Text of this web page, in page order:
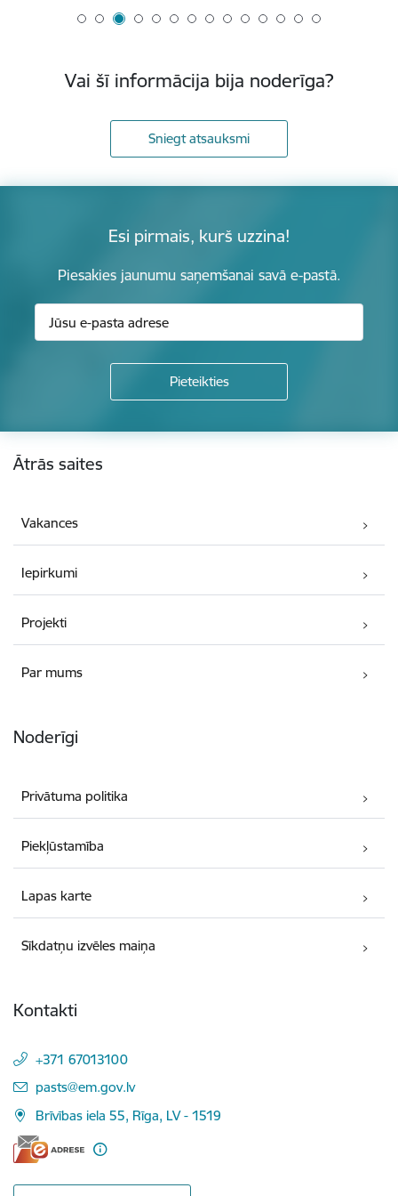
Vai šī informācija bija noderīga?
Sniegt atsauksmi
Esi pirmais, kurš uzzina!
Piesakies jaunumu saņemšanai savā e-pastā.
Ātrās saites
Vakances
Iepirkumi
Projekti
Par mums
Noderīgi
Privātuma politika
Piekļūstamība
Lapas karte
Sīkdatņu izvēles maiņa
Kontakti
+371 67013100
E-pasts:
pasts@em.gov.lv
Brīvības iela 55, Rīga, LV - 1519